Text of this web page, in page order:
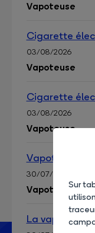
Vapoteuse
Cigarette
03/08/2026
Vapoteuse
Cigarette
03/08/2026
Vapoteuse
Vapoteuse ou
30/07/2026
Vapoteuse
La vapoteuse
Sur